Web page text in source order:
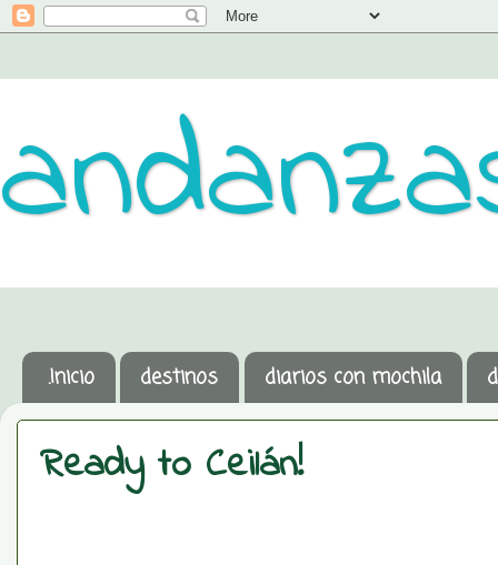
.Inicio destinos diarios con mochila
Ready to Ceilán!